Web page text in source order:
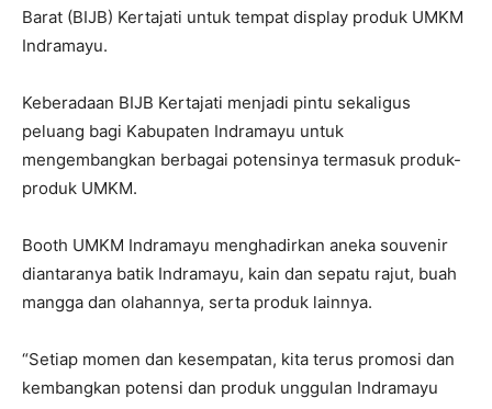
Barat (BIJB) Kertajati untuk tempat display produk UMKM
Indramayu.
Keberadaan BIJB Kertajati menjadi pintu sekaligus
peluang bagi Kabupaten Indramayu untuk
mengembangkan berbagai potensinya termasuk produk-
produk UMKM.
Booth UMKM Indramayu menghadirkan aneka souvenir
diantaranya batik Indramayu, kain dan sepatu rajut, buah
mangga dan olahannya, serta produk lainnya.
“Setiap momen dan kesempatan, kita terus promosi dan
kembangkan potensi dan produk unggulan Indramayu